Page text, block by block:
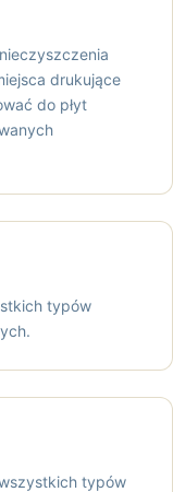
drukujące
do płyt
typów
typów